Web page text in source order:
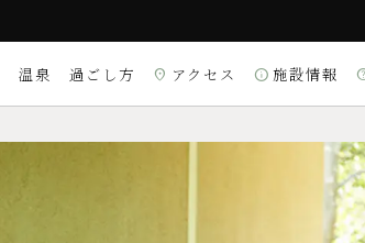
温泉 過ごし方 location_on アクセス info 施設情報